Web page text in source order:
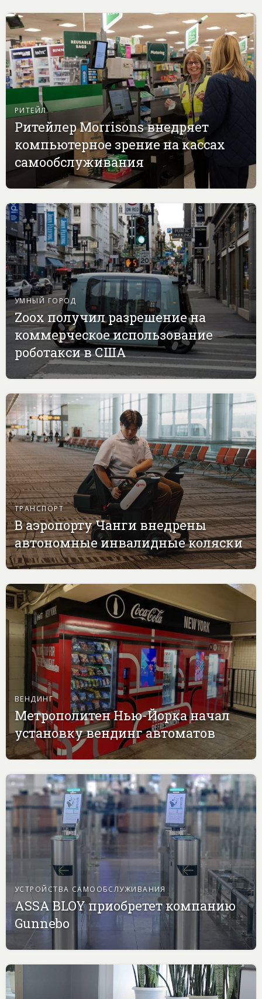
РИТЕЙЛ
Ритейлер Morrisons внедряет
компьютерное зрение на кассах
самообслуживания
УМНЫЙ ГОРОД
Zoox получил разрешение на
коммерческое использование
роботакси в США
ТРАНСПОРТ
В аэропорту Чанги внедрены
автономные инвалидные коляски
ВЕНДИНГ
Метрополитен Нью-Йорка начал
установку вендинг автоматов
УСТРОЙСТВА САМООБСЛУЖИВАНИЯ
ASSA BLOY приобретет компанию
Gunnebo